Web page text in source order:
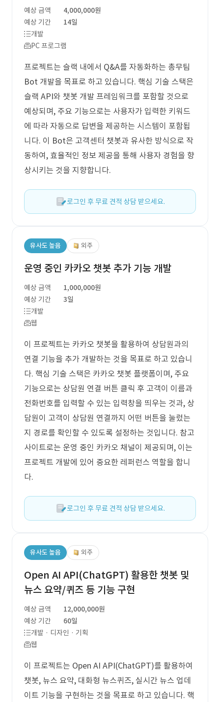
예상 금액
4,000,000원
예상 기간
14일
개발
PC 프로그램
프로젝트는 슬랙 내에서 Q&A를 자동화하는 총무팀
Bot 개발을 목표로 하고 있습니다. 핵심 기술 스택은
슬랙 API와 챗봇 개발 프레임워크를 포함할 것으로
예상되며, 주요 기능으로는 사용자가 입력한 키워드
에 따라 자동으로 답변을 제공하는 시스템이 포함됩
니다. 이 Bot은 고객센터 챗봇과 유사한 방식으로 작
동하여, 효율적인 정보 제공을 통해 사용자 경험을 향
상시키는 것을 지향합니다.
로그인 후 무료 견적 상담 받으세요.
유사도 높음 외주
운영 중인 카카오 챗봇 추가 기능 개발
예상 금액
1,000,000원
예상 기간
3일
개발
웹
이 프로젝트는 카카오 챗봇을 활용하여 상담원과의
연결 기능을 추가 개발하는 것을 목표로 하고 있습니
다. 핵심 기술 스택은 카카오 챗봇 플랫폼이며, 주요
기능으로는 상담원 연결 버튼 클릭 후 고객이 이름과
전화번호를 입력할 수 있는 입력창을 띄우는 것과, 상
담원이 고객이 상담원 연결까지 어떤 버튼을 눌렀는
지 경로를 확인할 수 있도록 설정하는 것입니다. 참고
사이트로는 운영 중인 카카오 채널이 제공되며, 이는
프로젝트 개발에 있어 중요한 레퍼런스 역할을 합니
다.
로그인 후 무료 견적 상담 받으세요.
유사도 높음 외주
Open AI API(ChatGPT) 활용한 챗봇 및
뉴스 요약/퀴즈 등 기능 구현
예상 금액
12,000,000원
예상 기간
60일
개발 · 디자인 · 기획
웹
이 프로젝트는 Open AI API(ChatGPT)를 활용하여
챗봇, 뉴스 요약, 대화형 뉴스퀴즈, 실시간 뉴스 업데
이트 기능을 구현하는 것을 목표로 하고 있습니다. 핵